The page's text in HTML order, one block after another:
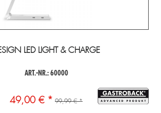
LED LIGHT & CHARGE
ART.-NR.: 60000
49,00 € * 99,99 € *